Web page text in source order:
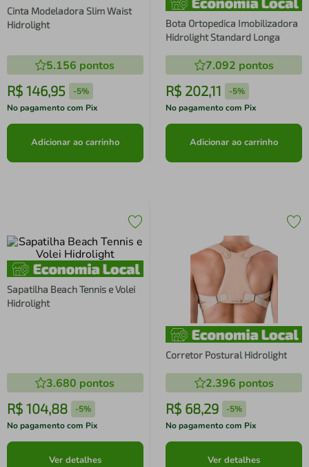
Cinta Modeladora Slim Waist
Hidrolight
5.156 pontos
R$ 146,95 -5%
No pagamento com Pix
Adicionar ao carrinho
Bota Ortopedica Imobilizadora
Hidrolight Standard Longa
7.092 pontos
R$ 202,11 -5%
No pagamento com Pix
Adicionar ao carrinho
Sapatilha Beach Tennis e Volei
Hidrolight
3.680 pontos
R$ 104,88 -5%
No pagamento com Pix
Ver detalhes
Corretor Postural Hidrolight
2.396 pontos
R$ 68,29 -5%
No pagamento com Pix
Ver detalhes